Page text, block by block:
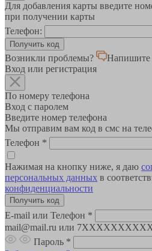
Для добавления карты введите
при получении карты
Телефон:
Возникли проблемы?
Напишите
Вход или регистрация
По номеру телефона
Вход с паролем
Введите номер телефона
Мы отправим вам код в смс на
Телефон *
Нажимая на кнопку ниже, я даю
персональных данных в
конфиденциальности
E-mail или Телефон *
mail@mail.ru или
Пароль *